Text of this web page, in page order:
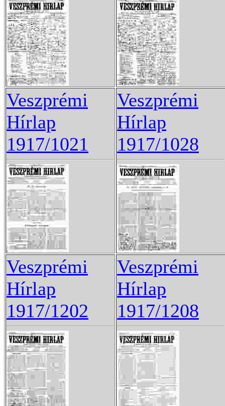
Veszprémi
Hírlap
1917/1021
Veszprémi
Hírlap
1917/1028
Veszprémi
Hírlap
1917/1202
Veszprémi
Hírlap
1917/1208